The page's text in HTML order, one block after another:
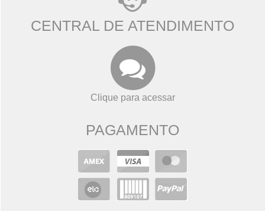
CENTRAL DE ATENDIMENTO
Clique para acessar
PAGAMENTO